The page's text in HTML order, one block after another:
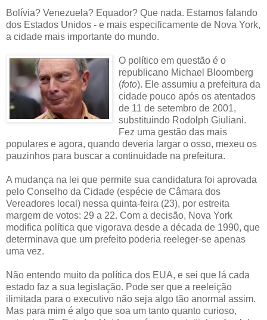
Bolívia? Venezuela? Equador? Que nada. Estamos falando
dos Estados Unidos - e mais especificamente de Nova York,
a cidade mais importante do mundo.
O político em questão é o
republicano Michael Bloomberg
(foto). Ele assumiu a prefeitura da
cidade pouco após os atentados
de 11 de setembro de 2001,
substituindo Rodolph Giuliani.
Fez uma gestão das mais
populares e agora, quando deveria largar o osso, mexeu os
pauzinhos para buscar a continuidade na prefeitura.
A mudança na lei que permite sua candidatura foi aprovada
pelo Conselho da Cidade (espécie de Câmara dos
Vereadores local) nessa quinta-feira (23), por estreita
margem de votos: 29 a 22. Com a decisão, Nova York
modifica política que vigorava desde a década de 1990, que
determinava que um prefeito poderia reeleger-se apenas
uma vez.
Não entendo muito da política dos EUA, e sei que lá cada
estado faz a sua legislação. Pode ser que a reeleição
ilimitada para o executivo não seja algo tão anormal assim.
Mas para mim é algo que soa um tanto quanto curioso,